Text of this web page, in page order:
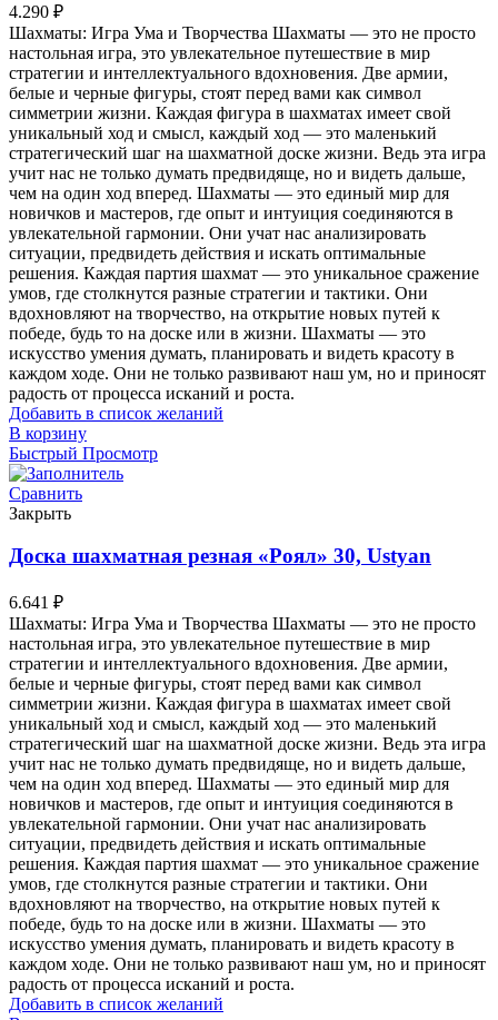
4.290 ₽
Шахматы: Игра Ума и Творчества Шахматы — это не просто
настольная игра, это увлекательное путешествие в мир
стратегии и интеллектуального вдохновения. Две армии,
белые и черные фигуры, стоят перед вами как символ
симметрии жизни. Каждая фигура в шахматах имеет свой
уникальный ход и смысл, каждый ход — это маленький
стратегический шаг на шахматной доске жизни. Ведь эта игра
учит нас не только думать предвидяще, но и видеть дальше,
чем на один ход вперед. Шахматы — это единый мир для
новичков и мастеров, где опыт и интуиция соединяются в
увлекательной гармонии. Они учат нас анализировать
ситуации, предвидеть действия и искать оптимальные
решения. Каждая партия шахмат — это уникальное сражение
умов, где столкнутся разные стратегии и тактики. Они
вдохновляют на творчество, на открытие новых путей к
победе, будь то на доске или в жизни. Шахматы — это
искусство умения думать, планировать и видеть красоту в
каждом ходе. Они не только развивают наш ум, но и приносят
радость от процесса исканий и роста.
Добавить в список желаний
В корзину
Быстрый Просмотр
Сравнить
Закрыть
Доска шахматная резная «Роял» 30, Ustyan
6.641 ₽
Шахматы: Игра Ума и Творчества Шахматы — это не просто
настольная игра, это увлекательное путешествие в мир
стратегии и интеллектуального вдохновения. Две армии,
белые и черные фигуры, стоят перед вами как символ
симметрии жизни. Каждая фигура в шахматах имеет свой
уникальный ход и смысл, каждый ход — это маленький
стратегический шаг на шахматной доске жизни. Ведь эта игра
учит нас не только думать предвидяще, но и видеть дальше,
чем на один ход вперед. Шахматы — это единый мир для
новичков и мастеров, где опыт и интуиция соединяются в
увлекательной гармонии. Они учат нас анализировать
ситуации, предвидеть действия и искать оптимальные
решения. Каждая партия шахмат — это уникальное сражение
умов, где столкнутся разные стратегии и тактики. Они
вдохновляют на творчество, на открытие новых путей к
победе, будь то на доске или в жизни. Шахматы — это
искусство умения думать, планировать и видеть красоту в
каждом ходе. Они не только развивают наш ум, но и приносят
радость от процесса исканий и роста.
Добавить в список желаний